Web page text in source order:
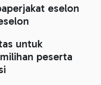
eselon
untuk
peserta